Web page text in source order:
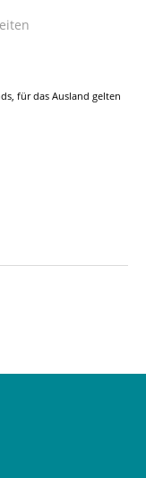
für das Ausland gelten